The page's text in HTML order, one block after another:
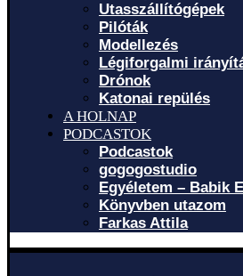
Utasszállítógépek
Pilóták
Modellezés
Légiforgalmi
Drónok
Katonai repülés
A HOLNAP
PODCASTOK
Podcastok
gogogostudio
Egyéletem – Babik
Könyvben utazom
Farkas Attila